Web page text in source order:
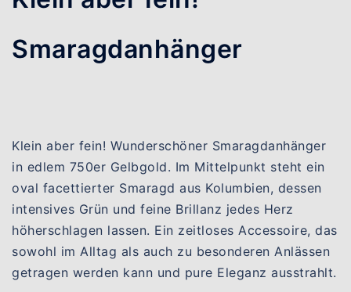
Smaragdanhänger
Klein aber fein! Wunderschöner Smaragdanhänger
in edlem 750er Gelbgold. Im Mittelpunkt steht ein
oval facettierter Smaragd aus Kolumbien, dessen
intensives Grün und feine Brillanz jedes Herz
höherschlagen lassen. Ein zeitloses Accessoire, das
sowohl im Alltag als auch zu besonderen Anlässen
getragen werden kann und pure Eleganz ausstrahlt.